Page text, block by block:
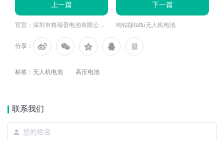
上一篇
官宣：深圳市格瑞普电池有限公司参加2020第五届深圳国际无人机展览会
下一篇
纯钴版tattu无人机电池
分享：
标签： 无人机电池 高压电池
联系我们